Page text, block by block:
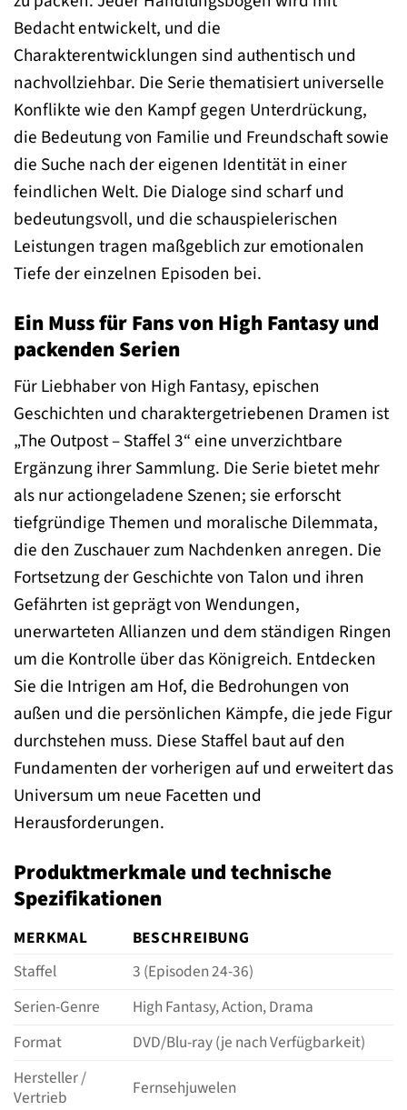
Bedacht entwickelt, und die
Charakterentwicklungen sind authentisch und
nachvollziehbar. Die Serie thematisiert universelle
Konflikte wie den Kampf gegen Unterdrückung,
die Bedeutung von Familie und Freundschaft sowie
die Suche nach der eigenen Identität in einer
feindlichen Welt. Die Dialoge sind scharf und
bedeutungsvoll, und die schauspielerischen
Leistungen tragen maßgeblich zur emotionalen
Tiefe der einzelnen Episoden bei.
Ein Muss für Fans von High Fantasy und
packenden Serien
Für Liebhaber von High Fantasy, epischen
Geschichten und charaktergetriebenen Dramen ist
„The Outpost – Staffel 3“ eine unverzichtbare
Ergänzung ihrer Sammlung. Die Serie bietet mehr
als nur actiongeladene Szenen; sie erforscht
tiefgründige Themen und moralische Dilemmata,
die den Zuschauer zum Nachdenken anregen. Die
Fortsetzung der Geschichte von Talon und ihren
Gefährten ist geprägt von Wendungen,
unerwarteten Allianzen und dem ständigen Ringen
um die Kontrolle über das Königreich. Entdecken
Sie die Intrigen am Hof, die Bedrohungen von
außen und die persönlichen Kämpfe, die jede Figur
durchstehen muss. Diese Staffel baut auf den
Fundamenten der vorherigen auf und erweitert das
Universum um neue Facetten und
Herausforderungen.
Produktmerkmale und technische
Spezifikationen
MERKMAL
BESCHREIBUNG
Staffel
3 (Episoden 24-36)
Serien-Genre
High Fantasy, Action, Drama
Format
DVD/Blu-ray (je nach Verfügbarkeit)
Hersteller /
Vertrieb
Fernsehjuwelen